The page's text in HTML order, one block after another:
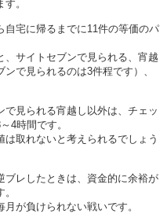
。
宅に帰るまでに11件の等価のパ
、サイトセブンで見られる、宵越
で見られるのは3件程です）、
見られる宵越し以外は、チェッ
4時間です。
取れないと考えられるでしょう
ブレしたときは、資金的に余裕が
が負けられない戦いです。